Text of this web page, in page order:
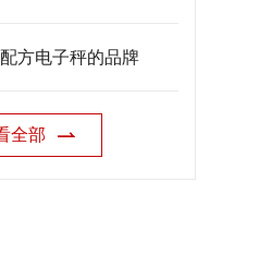
方电子秤的品牌
全部